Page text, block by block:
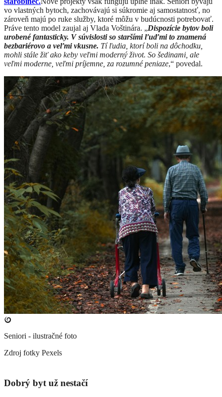
vo vlastných bytoch, zachovávajú si súkromie aj samostatnosť, no
zároveň majú po ruke služby, ktoré môžu v budúcnosti potrebovať.
Práve tento model zaujal aj Vlada Voštinára. „Dispozície bytov boli
urobené fantasticky. V súvislosti so staršími ľuďmi to znamená
bezbariérovo a veľmi vkusne. Tí ľudia, ktorí boli na dôchodku,
mohli stále žiť ako keby veľmi moderný život. So šedinami, ale
veľmi moderne, veľmi príjemne, za rozumné peniaze,“ povedal.
Seniori - ilustračné foto
Zdroj fotky Pexels
Dobrý byt už nestačí